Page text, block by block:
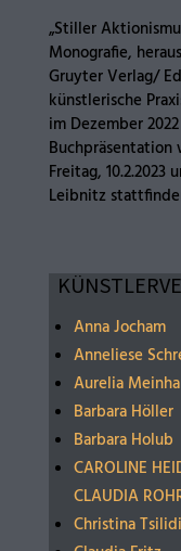
„Stiller
Monografie,
Gruyter Verlag/
künstlerische
im Dezember
Buchpräsentation
Freitag, 10.2.2023
Leibnitz
Anna Jocham
Anneliese
Aurelia
Barbara Höller
Barbara Holub
CAROLINE
CLAUDIA
Christina